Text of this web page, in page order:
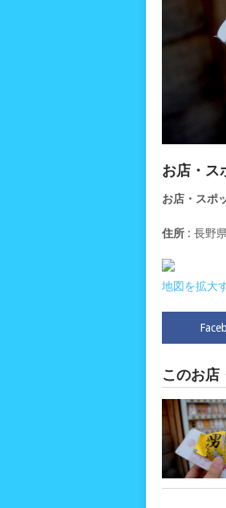
お店・ス
お店・スポ
住所 : 長野
地図を拡大
このお店